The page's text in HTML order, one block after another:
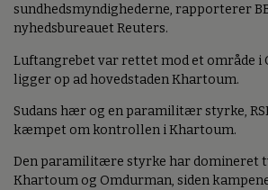
sundhedsmyndighederne, rapporterer
nyhedsbureauet Reuters.
Luftangrebet var rettet mod et område i
ligger op ad hovedstaden Khartoum.
Sudans hær og en paramilitær styrke,
kæmpet om kontrollen i Khartoum.
Den paramilitære styrke har domineret
Khartoum og Omdurman, siden